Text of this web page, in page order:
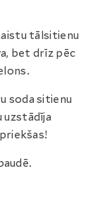
tālsitienu
bet drīz pēc
soda sitienu
uzstādīja